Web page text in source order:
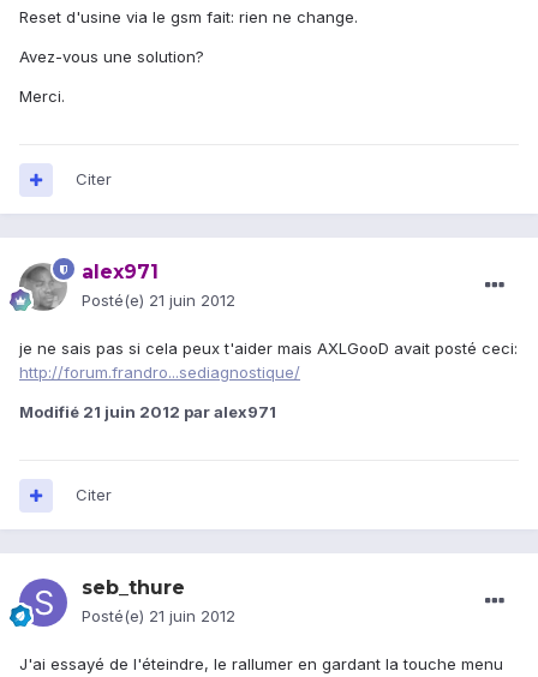
Reset d'usine via le gsm fait: rien ne change.
Avez-vous une solution?
Merci.
Citer
alex971
Posté(e) 21 juin 2012
je ne sais pas si cela peux t'aider mais AXLGooD avait posté ceci:
http://forum.frandro...sediagnostique/
Modifié 21 juin 2012 par alex971
Citer
seb_thure
Posté(e) 21 juin 2012
J'ai essayé de l'éteindre, le rallumer en gardant la touche menu